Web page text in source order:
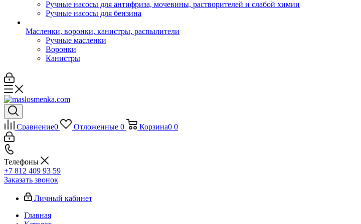
Ручные насосы для антифриза, мочевины, растворителей и слабой химии
Ручные насосы для бензина
Масленки, воронки, канистры, распылители
Ручные масленки
Воронки
Канистры
Сравнение0 Отложенные 0 Корзина0 0
Телефоны
+7 812 409 93 59
Заказать звонок
Личный кабинет
Главная